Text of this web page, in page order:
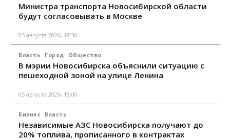
Министра транспорта Новосибирской области
будут согласовывать в Москве
05 августа 2026, 18:30
Власть Город Общество
В мэрии Новосибирска объяснили ситуацию с
пешеходной зоной на улице Ленина
05 августа 2026, 18:00
Бизнес Власть
Независимые АЗС Новосибирска получают до
20% топлива, прописанного в контрактах